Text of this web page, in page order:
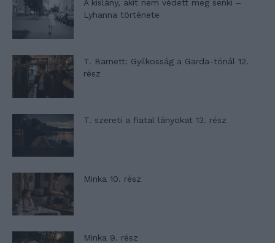
A kislány, akit nem védett meg senki –
Lyhanna története
T. Barnett: Gyilkosság a Garda-tónál 12.
rész
T. szereti a fiatal lányokat 13. rész
Minka 10. rész
Minka 9. rész